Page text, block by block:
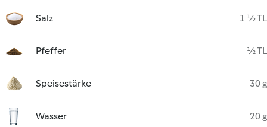
Salz 1 ½ TL
Pfeffer ½ TL
Speisestärke 30 g
Wasser 20 g